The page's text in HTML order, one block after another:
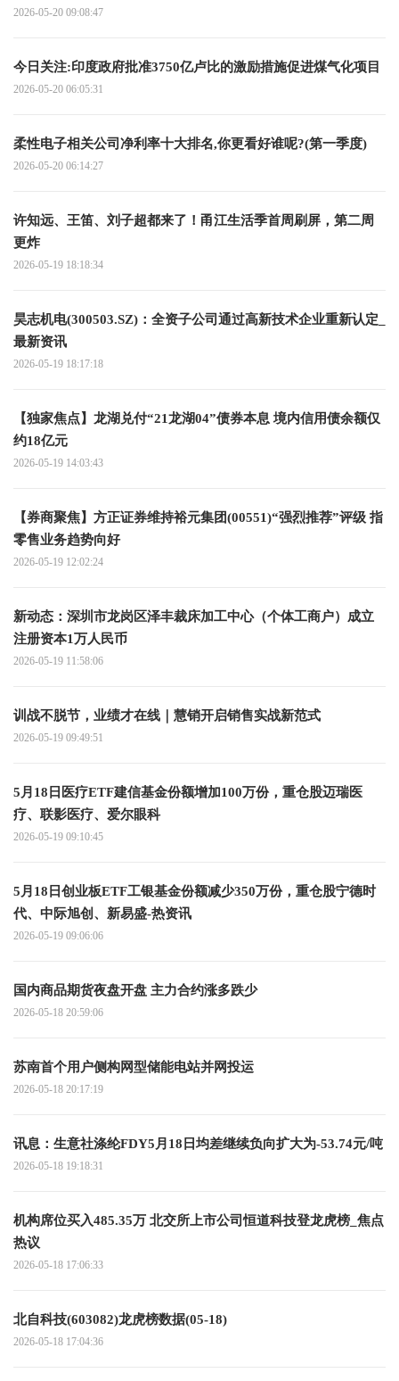
2026-05-20 09:08:47
今日关注:印度政府批准3750亿卢比的激励措施促进煤气化项目
2026-05-20 06:05:31
柔性电子相关公司净利率十大排名,你更看好谁呢?(第一季度)
2026-05-20 06:14:27
许知远、王笛、刘子超都来了！甬江生活季首周刷屏，第二周
更炸
2026-05-19 18:18:34
昊志机电(300503.SZ)：全资子公司通过高新技术企业重新认定_
最新资讯
2026-05-19 18:17:18
【独家焦点】龙湖兑付“21龙湖04”债券本息 境内信用债余额仅
约18亿元
2026-05-19 14:03:43
【券商聚焦】方正证券维持裕元集团(00551)“强烈推荐”评级 指
零售业务趋势向好
2026-05-19 12:02:24
新动态：深圳市龙岗区泽丰裁床加工中心（个体工商户）成立
注册资本1万人民币
2026-05-19 11:58:06
训战不脱节，业绩才在线｜慧销开启销售实战新范式
2026-05-19 09:49:51
5月18日医疗ETF建信基金份额增加100万份，重仓股迈瑞医
疗、联影医疗、爱尔眼科
2026-05-19 09:10:45
5月18日创业板ETF工银基金份额减少350万份，重仓股宁德时
代、中际旭创、新易盛-热资讯
2026-05-19 09:06:06
国内商品期货夜盘开盘 主力合约涨多跌少
2026-05-18 20:59:06
苏南首个用户侧构网型储能电站并网投运
2026-05-18 20:17:19
讯息：生意社涤纶FDY5月18日均差继续负向扩大为-53.74元/吨
2026-05-18 19:18:31
机构席位买入485.35万 北交所上市公司恒道科技登龙虎榜_焦点
热议
2026-05-18 17:06:33
北自科技(603082)龙虎榜数据(05-18)
2026-05-18 17:04:36